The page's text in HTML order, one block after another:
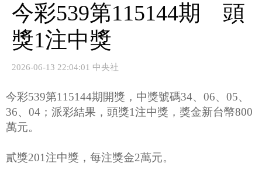
今彩539第115144期 頭
獎1注中獎
2026-06-13 22:04:01 中央社
今彩539第115144期開獎，中獎號碼34、06、05、
36、04；派彩結果，頭獎1注中獎，獎金新台幣800
萬元。
貳獎201注中獎，每注獎金2萬元。